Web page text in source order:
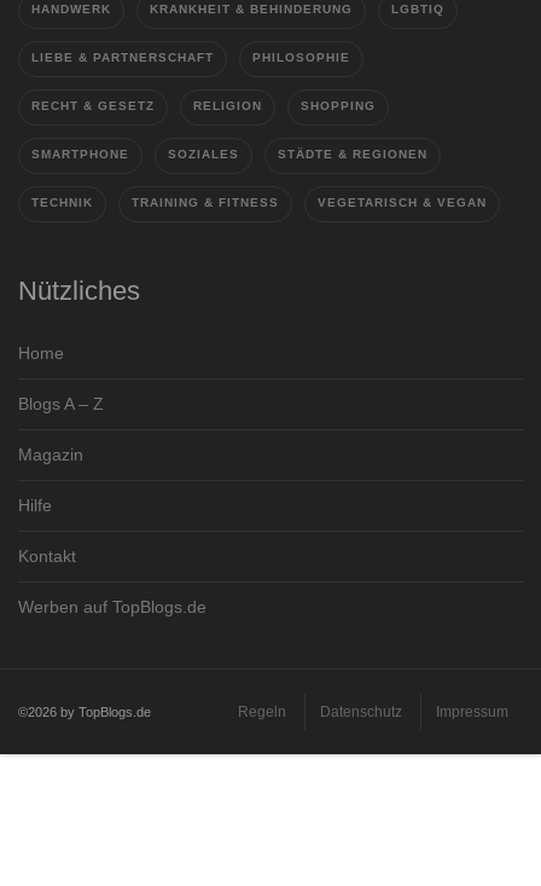
HANDWERK KRANKHEIT & BEHINDERUNG LGBTIQ
LIEBE & PARTNERSCHAFT PHILOSOPHIE
RECHT & GESETZ RELIGION SHOPPING
SMARTPHONE SOZIALES STÄDTE & REGIONEN
TECHNIK TRAINING & FITNESS VEGETARISCH & VEGAN
Nützliches
Home
Blogs A – Z
Magazin
Hilfe
Kontakt
Werben auf TopBlogs.de
©2026 by TopBlogs.de Regeln Datenschutz Impressum